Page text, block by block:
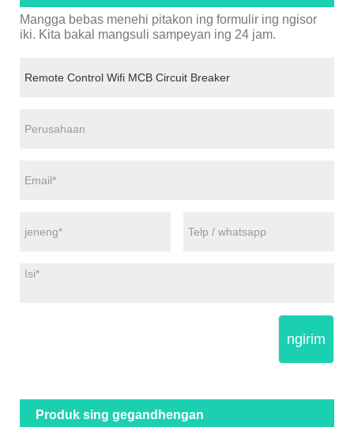
Mangga bebas menehi pitakon ing formulir ing ngisor
iki. Kita bakal mangsuli sampeyan ing 24 jam.
ngirim
Produk sing gegandhengan